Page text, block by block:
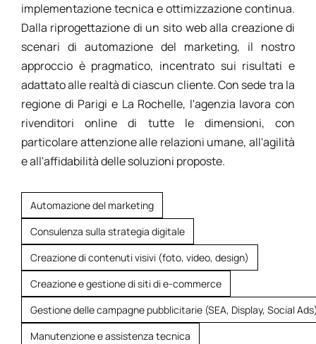
implementazione tecnica e ottimizzazione continua.
Dalla riprogettazione di un sito web alla creazione di
scenari di automazione del marketing, il nostro
approccio è pragmatico, incentrato sui risultati e
adattato alle realtà di ciascun cliente. Con sede tra la
regione di Parigi e La Rochelle, l'agenzia lavora con
rivenditori online di tutte le dimensioni, con
particolare attenzione alle relazioni umane, all'agilità
e all'affidabilità delle soluzioni proposte.
Automazione del marketing
Consulenza sulla strategia digitale
Creazione di contenuti visivi (foto, video, design)
Creazione e gestione di siti di e-commerce
Gestione delle campagne pubblicitarie (SEA, Display, Social
Manutenzione e assistenza tecnica